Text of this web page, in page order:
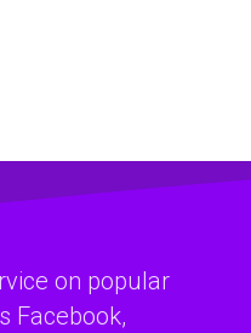
on popular
Facebook,